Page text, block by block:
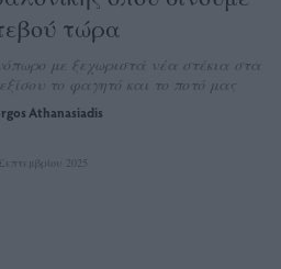
τώρα
με ξεχωριστά νέα στέκια στα
το φαγητό και το ποτό μας
Athanasiadis
2025